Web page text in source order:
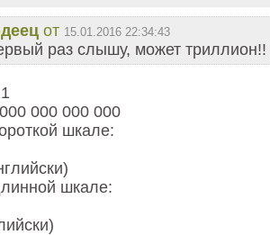
от 15.01.2016 22:34:43
раз слышу, может триллион!!
000 000 000
шкале:
шкале: